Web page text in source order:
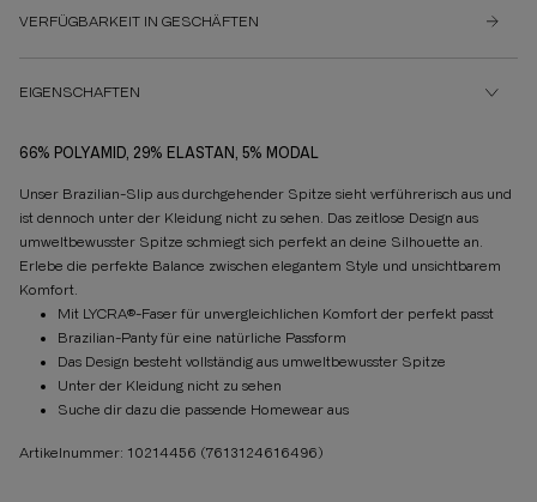
VERFÜGBARKEIT IN GESCHÄFTEN
EIGENSCHAFTEN
66% POLYAMID, 29% ELASTAN, 5% MODAL
Unser Brazilian-Slip aus durchgehender Spitze sieht verführerisch aus und
ist dennoch unter der Kleidung nicht zu sehen. Das zeitlose Design aus
umweltbewusster Spitze schmiegt sich perfekt an deine Silhouette an.
Erlebe die perfekte Balance zwischen elegantem Style und unsichtbarem
Komfort.
Mit LYCRA®-Faser für unvergleichlichen Komfort der perfekt passt
Brazilian-Panty für eine natürliche Passform
Das Design besteht vollständig aus umweltbewusster Spitze
Unter der Kleidung nicht zu sehen
Suche dir dazu die passende Homewear aus
Artikelnummer: 10214456 (7613124616496)